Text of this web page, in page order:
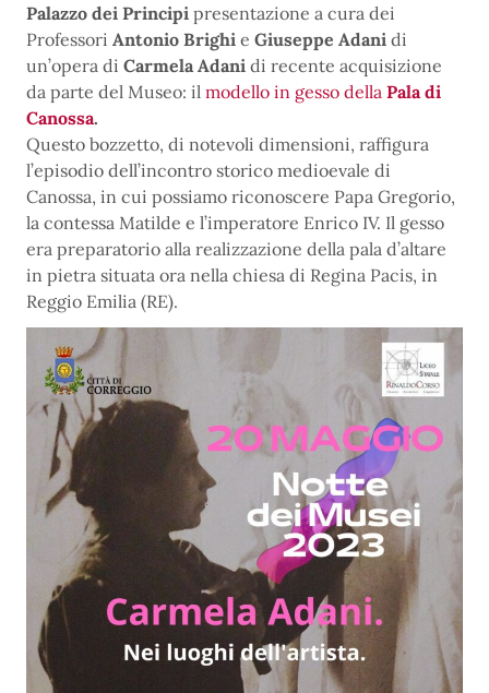
Palazzo dei Principi presentazione a cura dei
Professori Antonio Brighi e Giuseppe Adani di
un’opera di Carmela Adani di recente acquisizione
da parte del Museo: il modello in gesso della Pala di
Canossa.
Questo bozzetto, di notevoli dimensioni, raffigura
l’episodio dell’incontro storico medioevale di
Canossa, in cui possiamo riconoscere Papa Gregorio,
la contessa Matilde e l’imperatore Enrico IV. Il gesso
era preparatorio alla realizzazione della pala d’altare
in pietra situata ora nella chiesa di Regina Pacis, in
Reggio Emilia (RE).